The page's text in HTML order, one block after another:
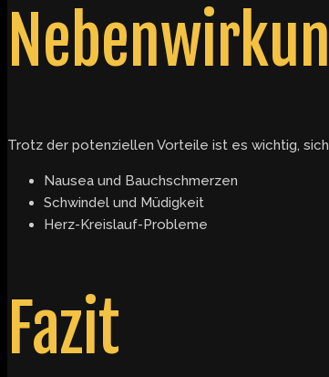
Trotz der potenziellen Vorteile ist es wichtig,
Nausea und Bauchschmerzen
Schwindel und Müdigkeit
Herz-Kreislauf-Probleme
Fazit